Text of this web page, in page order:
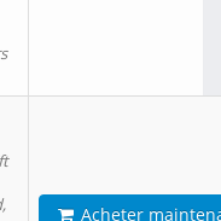
Acheter